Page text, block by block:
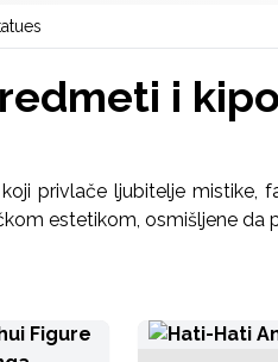
i
privlače ljubitelje mistike,
estetikom, osmišljene da